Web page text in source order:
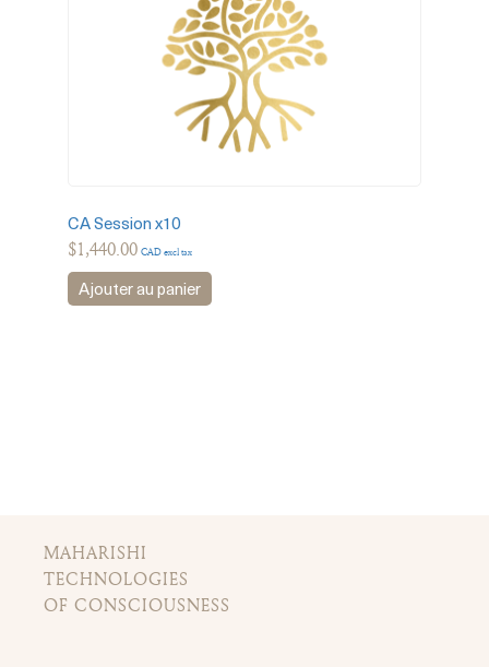
CA Session x10
$1,440.00 CAD excl tax
Ajouter au panier
MAHARISHI
TECHNOLOGIES
OF CONSCIOUSNESS